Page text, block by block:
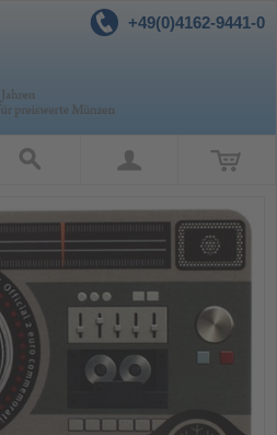
+49(0)4162-9441-0